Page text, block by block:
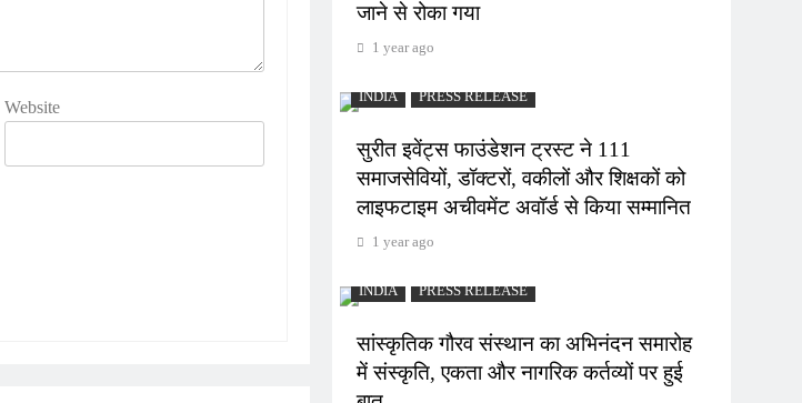
Website
जाने से रोका गया
1 year ago
INDIA PRESS RELEASE
सुरीत इवेंट्स फाउंडेशन ट्रस्ट ने 111
समाजसेवियों, डॉक्टरों, वकीलों और शिक्षकों को
लाइफटाइम अचीवमेंट अवॉर्ड से किया सम्मानित
1 year ago
INDIA PRESS RELEASE
सांस्कृतिक गौरव संस्थान का अभिनंदन समारोह
में संस्कृति, एकता और नागरिक कर्तव्यों पर हुई